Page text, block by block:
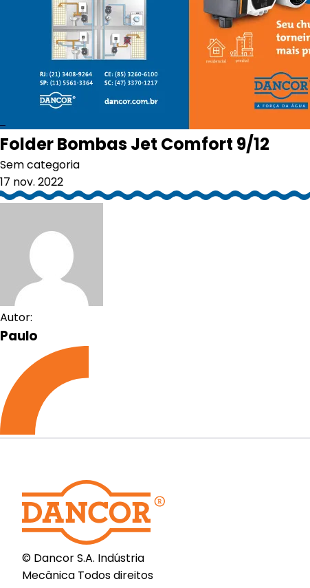
Folder Bombas Jet Comfort 9/12
Sem categoria
17 nov. 2022
Autor:
Paulo
© Dancor S.A. Indústria
Mecânica Todos direitos